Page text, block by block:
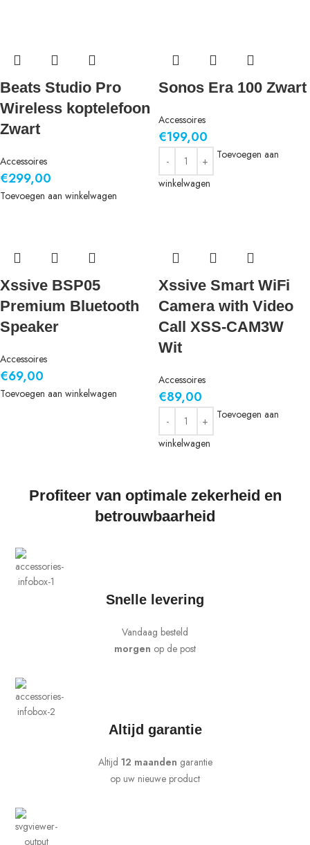
Beats Studio Pro
Wireless koptelefoon
Zwart
Accessoires
€299,00
Toevoegen aan winkelwagen
Sonos Era 100 Zwart
Accessoires
€199,00
Toevoegen aan
winkelwagen
Xssive BSP05
Premium Bluetooth
Speaker
Accessoires
€69,00
Toevoegen aan winkelwagen
Xssive Smart WiFi
Camera with Video
Call XSS-CAM3W
Wit
Accessoires
€89,00
Toevoegen aan
winkelwagen
Profiteer van optimale zekerheid en
betrouwbaarheid
Snelle levering
Vandaag besteld
morgen op de post
Altijd garantie
Altijd 12 maanden garantie
op uw nieuwe product